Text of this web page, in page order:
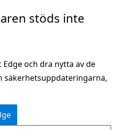
stöds inte
och dra nytta av de
säkerhetsuppdateringarna,